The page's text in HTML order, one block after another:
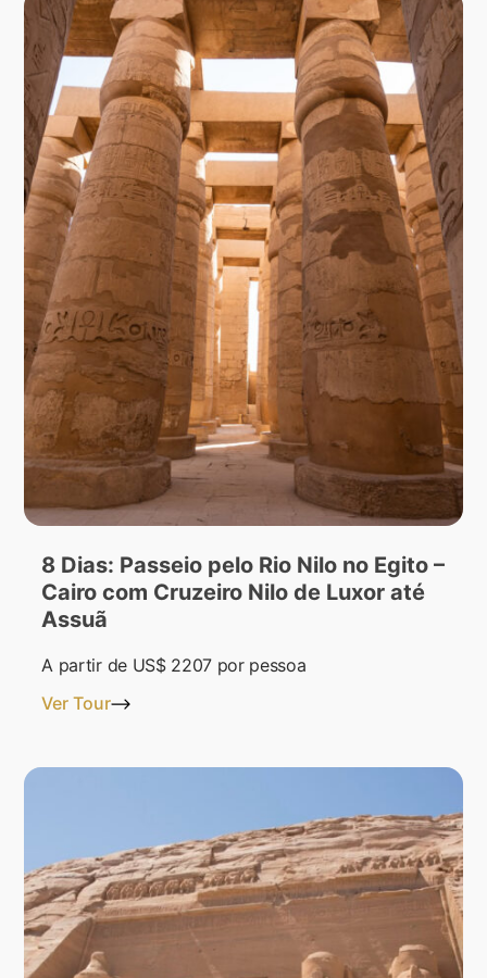
8 Dias: Passeio pelo Rio Nilo no Egito –
Cairo com Cruzeiro Nilo de Luxor até
Assuã
A partir de US$ 2207 por pessoa
Ver Tour